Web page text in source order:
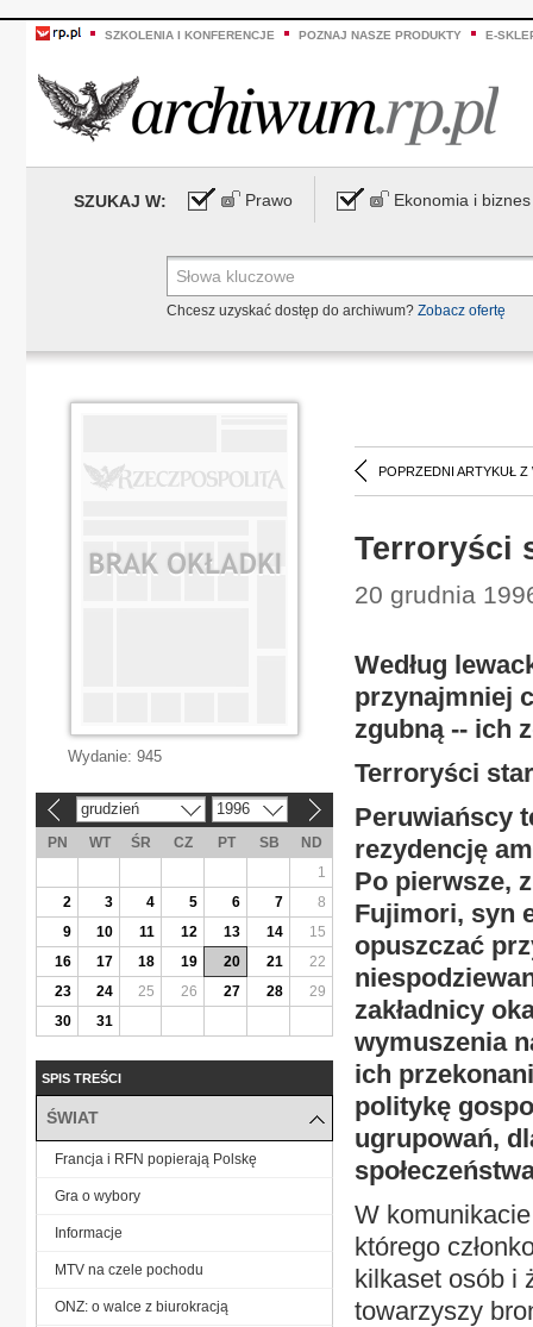
SZKOLENIA I KONFERENCJE POZNAJ NASZE PRODUKTY E-
SZUKAJ W: Prawo Ekonomia i biznes
Chcesz uzyskać dostęp do archiwum? Zobacz ofertę
POPRZEDNI ARTYKUŁ Z
Terroryści
20 grudnia
Według
przynajmniej
zgubną -- ich
Terroryści
Peruwiańscy
rezydencję
Po pierwsze,
Fujimori, syn
opuszczać
zakładnicy
wymuszenia
ich
politykę
ugrupowań,
W
którego
kilkaset osób i
towarzyszy
Wydanie: 945
grudzień 1996
PN WT ŚR CZ PT SB
ND
1
2
3 4 5 6 7
8
9
10 11 12 13 14
15
16
17 18 19 20 21
22
23
24 25 26 27 28
29
30
31
SPIS TREŚCI
ŚWIAT
Francja i RFN popierają Polskę
Gra o wybory
Informacje
MTV na czele pochodu
ONZ: o walce z biurokracją